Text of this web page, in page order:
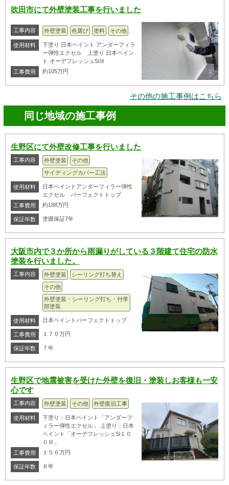
吹田市にて外壁塗装工事を行いました
工事内容 外壁塗装 色選び 塗料 その他
使用材料
下塗り 日本ペイント アンダーフィラ
ー弾性エクセル 上塗り 日本ペイン
ト オーデフレッシュSiⅢ
工事費用
約105万円
その他の施工事例はこちら
同じ地域の施工事例
生野区にて外壁改修工事を行いました
工事内容 外壁塗装
その他
サイディングカバー工法
使用材料
日本ペイントアンダーフィラー弾性
エクセル パーフェクトトップ
工事費用
約188万円
保証年数 塗膜保証7年
大阪市内で３か所から雨漏りがしている３階建て住宅の防水
塗装を行いました。
工事内容 外壁塗装
シーリング打ち替え
その他
外壁塗装・シーリング打ち・付帯
部塗装
使用材料 日本ペイントパーフェクトトップ
工事費用 １７０万円
保証年数 ７年
生野区で地震被害を受けた外壁を復旧・塗装しお客様も一安
心です
工事内容 外壁塗装 その他 外壁復旧工事
使用材料
下塗り：日本ペイント「アンダーフ
ィラー弾性エクセル」 上塗り：日本
ペイント「オーデフレッシュSi１０
０Ⅲ」
工事費用
１５６万円
保証年数 ６年